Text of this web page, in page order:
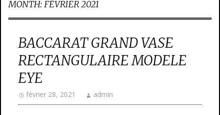
MONTH:FÉVRIER 2021
BACCARAT GRAND VASE
RECTANGULAIRE MODELE
EYE
février 28, 2021 admin